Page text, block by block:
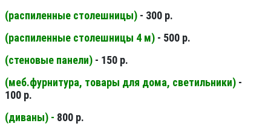
(распиленные столешницы) - 300 р.
(распиленные столешницы 4 м) - 500 р.
(стеновые панели) - 150 р.
(меб.фурнитура, товары для дома, светильники) -
100 р.
(диваны) - 800 р.